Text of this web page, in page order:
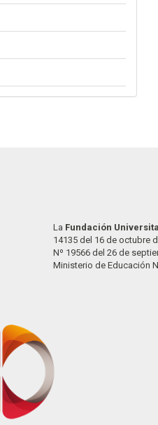
La Fundación
14135 del 16 de octubre
Nº 19566 del 26 de
Ministerio de Educación